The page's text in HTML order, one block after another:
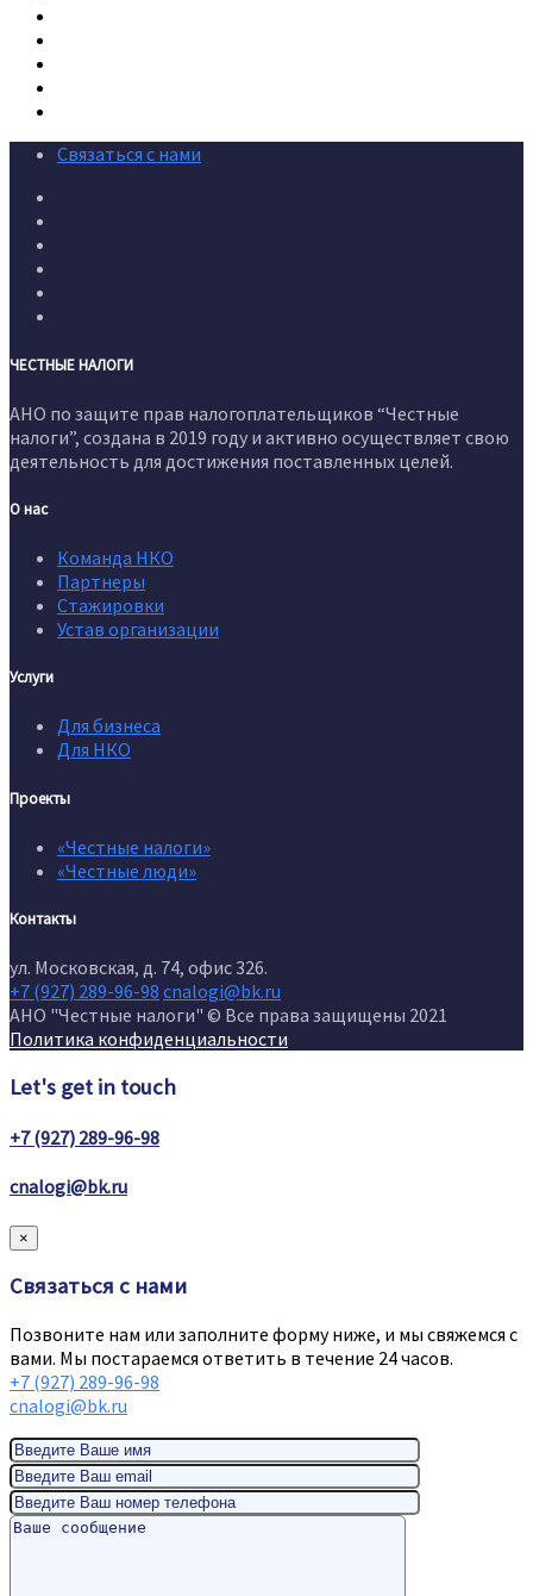
Связаться с нами
ЧЕСТНЫЕ НАЛОГИ
АНО по защите прав налогоплательщиков “Честные
налоги”, создана в 2019 году и активно осуществляет свою
деятельность для достижения поставленных целей.
О нас
Команда НКО
Партнеры
Стажировки
Устав организации
Услуги
Для бизнеса
Для НКО
Проекты
«Честные налоги»
«Честные люди»
Контакты
ул. Московская, д. 74, офис 326.
+7 (927) 289-96-98 cnalogi@bk.ru
АНО "Честные налоги" © Все права защищены 2021
Политика конфиденциальности
Let's get in touch
+7 (927) 289-96-98
cnalogi@bk.ru
×
Связаться с нами
Позвоните нам или заполните форму ниже, и мы свяжемся с
вами. Мы постараемся ответить в течение 24 часов.
+7 (927) 289-96-98
cnalogi@bk.ru